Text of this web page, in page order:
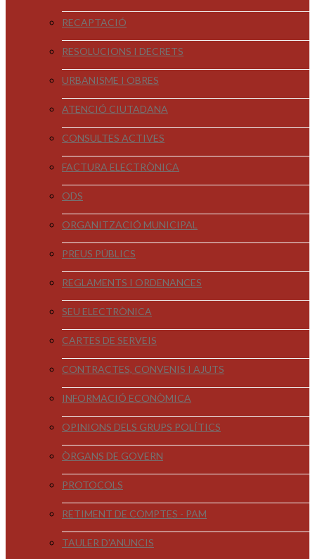
RECAPTACIÓ
RESOLUCIONS I DECRETS
URBANISME I OBRES
ATENCIÓ CIUTADANA
CONSULTES ACTIVES
FACTURA ELECTRÒNICA
ODS
ORGANITZACIÓ MUNICIPAL
PREUS PÚBLICS
REGLAMENTS I ORDENANCES
SEU ELECTRÒNICA
CARTES DE SERVEIS
CONTRACTES, CONVENIS I AJUTS
INFORMACIÓ ECONÒMICA
OPINIONS DELS GRUPS POLÍTICS
ÒRGANS DE GOVERN
PROTOCOLS
RETIMENT DE COMPTES - PAM
TAULER D'ANUNCIS